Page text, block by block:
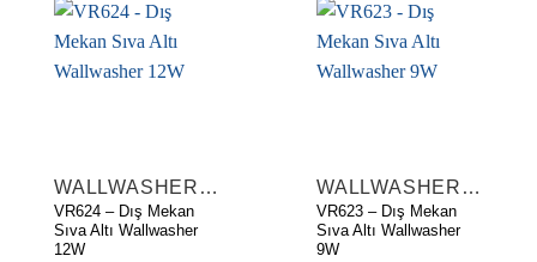
WALLWASHER AYDINLATMA
VR624 – Dış Mekan
Sıva Altı Wallwasher
12W
WALLWASHER AYDINLATMA
VR623 – Dış Mekan
Sıva Altı Wallwasher
9W